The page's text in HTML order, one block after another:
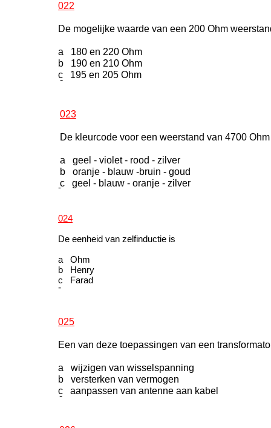
022
De mogelijke waarde van een 200 Ohm
a 180 en 220 Ohm
b 190 en 210 Ohm
c 195 en 205 Ohm
-
023
De kleurcode voor een weerstand van 4700 Ohm
a geel - violet - rood - zilver
b oranje - blauw -bruin - goud
c geel - blauw - oranje - zilver
-
024
De eenheid van zelfinductie is
a Ohm
b Henry
c Farad
-
025
Een van deze toepassingen van een
a wijzigen van wisselspanning
b versterken van vermogen
c aanpassen van antenne aan kabel
-